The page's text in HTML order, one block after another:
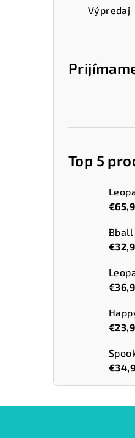
Výpredaj
Top 5
Bball